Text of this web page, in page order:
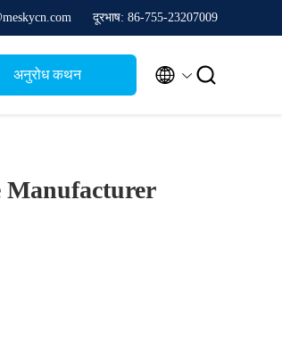
दूरभाष: 86-755-23207009
अनुरोध कथन  
Manufacturer